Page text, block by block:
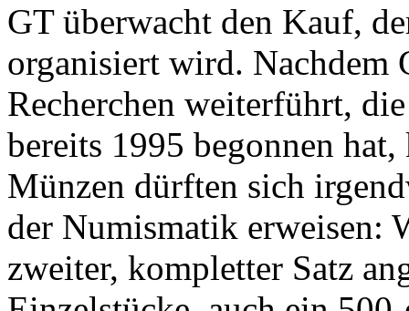
GT überwacht den Kauf,
organisiert wird. Nachdem
Recherchen weiterführt,
bereits 1995 begonnen
Münzen dürften sich
der Numismatik erweisen:
zweiter, kompletter Satz